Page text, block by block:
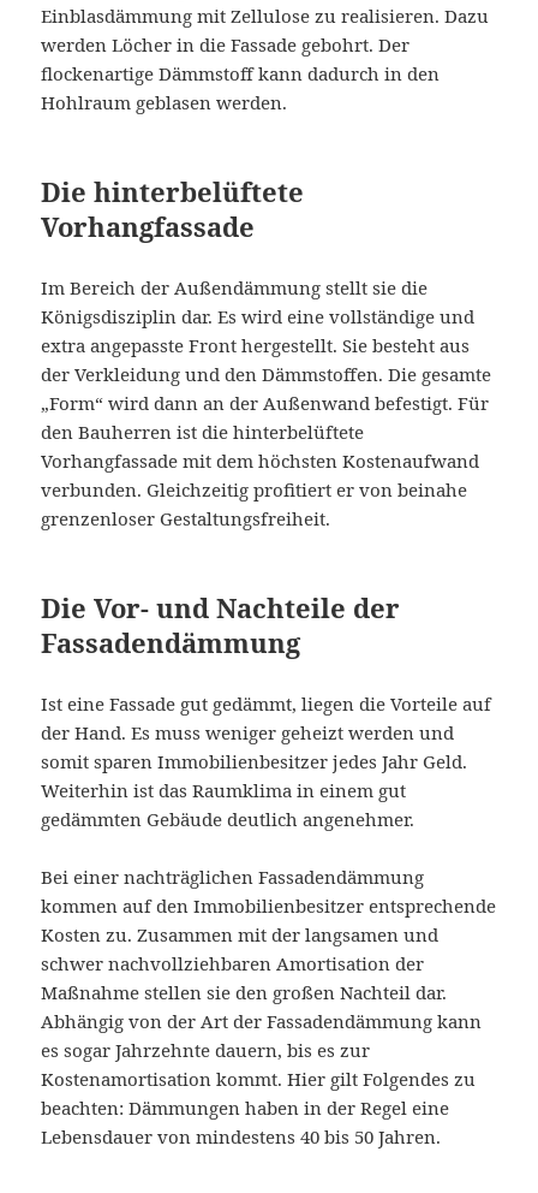
Einblasdämmung mit Zellulose zu realisieren. Dazu
werden Löcher in die Fassade gebohrt. Der
flockenartige Dämmstoff kann dadurch in den
Hohlraum geblasen werden.
Die hinterbelüftete
Vorhangfassade
Im Bereich der Außendämmung stellt sie die
Königsdisziplin dar. Es wird eine vollständige und
extra angepasste Front hergestellt. Sie besteht aus
der Verkleidung und den Dämmstoffen. Die gesamte
„Form“ wird dann an der Außenwand befestigt. Für
den Bauherren ist die hinterbelüftete
Vorhangfassade mit dem höchsten Kostenaufwand
verbunden. Gleichzeitig profitiert er von beinahe
grenzenloser Gestaltungsfreiheit.
Die Vor- und Nachteile der
Fassadendämmung
Ist eine Fassade gut gedämmt, liegen die Vorteile auf
der Hand. Es muss weniger geheizt werden und
somit sparen Immobilienbesitzer jedes Jahr Geld.
Weiterhin ist das Raumklima in einem gut
gedämmten Gebäude deutlich angenehmer.
Bei einer nachträglichen Fassadendämmung
kommen auf den Immobilienbesitzer entsprechende
Kosten zu. Zusammen mit der langsamen und
schwer nachvollziehbaren Amortisation der
Maßnahme stellen sie den großen Nachteil dar.
Abhängig von der Art der Fassadendämmung kann
es sogar Jahrzehnte dauern, bis es zur
Kostenamortisation kommt. Hier gilt Folgendes zu
beachten: Dämmungen haben in der Regel eine
Lebensdauer von mindestens 40 bis 50 Jahren.